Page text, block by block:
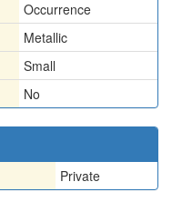
Occurrence
Metallic
Small
No
Private